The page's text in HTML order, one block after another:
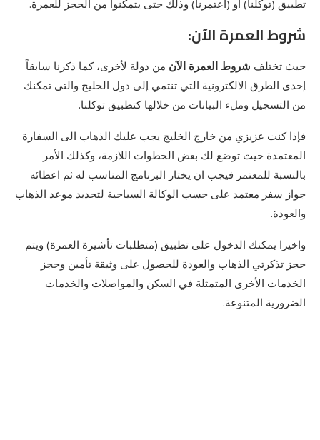
تطبيق (توكلنا) او (اعتمرنا) وذلك حتى يتمكنوا من الحجز للعمرة.
شروط العمرة الآن:
حيث تختلف شروط العمرة الآن من دولة لأخرى، كما ذكرنا سابقاً
إحدى الطرق الالكترونية التي تنتمي إلى دول الخليج والتى تمكنك
من التسجيل وملء البيانات من خلالها كتطبيق توكلنا.
فإذا كنت عزيزي من خارج الخليج يجب عليك الذهاب الى السفارة
المعتمدة حيث توضع لك بعض الخطوات اللازمة، وكذلك الأمر
بالنسبة للمعتمر فيجب ان يختار البرنامج المناسب له ثم اعطائه
جواز سفر معتمد على حسب الوكالة السياحية لتحديد موعد الذهاب
والعودة.
واخيرا يمكنك الدخول على تطبيق (متطلبات تأشيرة العمرة) ويتم
حجز تذكرتي الذهاب والعودة للحصول على وثيقة تأمين وحجز
الخدمات الأخرى المتمثلة في السكن والمواصلات والخدمات
الضرورية المتنوعة.